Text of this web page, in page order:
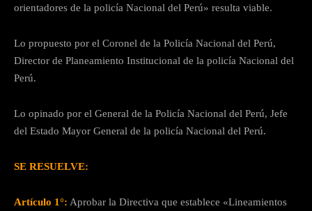
orientadores de la policía Nacional del Perú» resulta viable.
Lo propuesto por el Coronel de la Policía Nacional del Perú,
Director de Planeamiento Institucional de la policía Nacional del
Perú.
Lo opinado por el General de la Policía Nacional del Perú, Jefe
del Estado Mayor General de la policía Nacional del Perú.
SE RESUELVE:
Artículo 1°: Aprobar la Directiva que establece «Lineamientos